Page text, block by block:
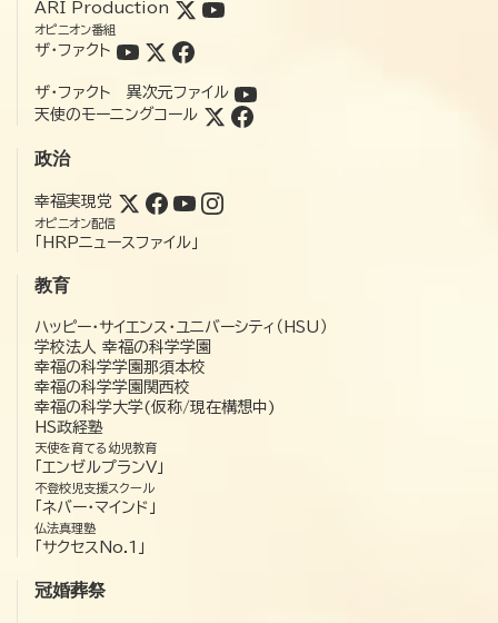
ARI Production
オピニオン番組
ザ・ファクト
ザ・ファクト 異次元ファイル
天使のモーニングコール
政治
幸福実現党
オピニオン配信
「HRPニュースファイル」
教育
ハッピー・サイエンス・ユニバーシティ（HSU）
学校法人 幸福の科学学園
幸福の科学学園那須本校
幸福の科学学園関西校
幸福の科学大学(仮称/現在構想中)
HS政経塾
天使を育てる幼児教育
「エンゼルプランV」
不登校児支援スクール
「ネバー・マインド」
仏法真理塾
「サクセスNo.1」
冠婚葬祭